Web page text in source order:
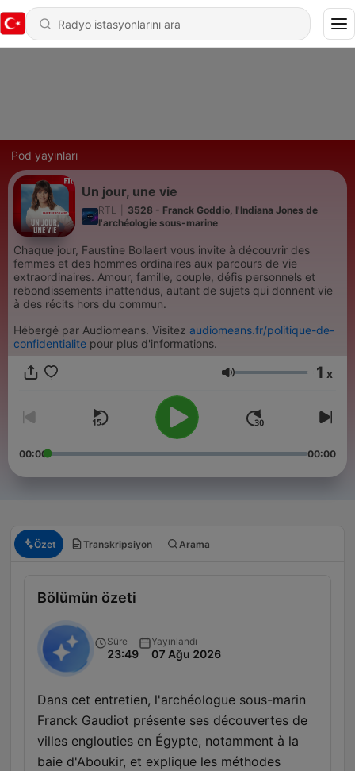
Pod yayınları
Un jour, une vie
RTL
3528 - Franck Goddio, l'Indiana Jones de
l'archéologie sous-marine
Chaque jour, Faustine Bollaert vous invite à découvrir des
femmes et des hommes ordinaires aux parcours de vie
extraordinaires. Amour, famille, couple, défis personnels et
rebondissements inattendus, autant de sujets qui donnent vie
à des récits hors du commun.
Hébergé par Audiomeans. Visitez audiomeans.fr/politique-de-
confidentialite pour plus d'informations.
Ses 1 x
00:00 00:00
Özet Transkripsiyon Arama
Bölümün özeti
Süre
23:49
Yayınlandı
07 Ağu 2026
Dans cet entretien, l'archéologue sous-marin
Franck Gaudiot présente ses découvertes de
villes englouties en Égypte, notamment à la
baie d'Aboukir, et explique les méthodes